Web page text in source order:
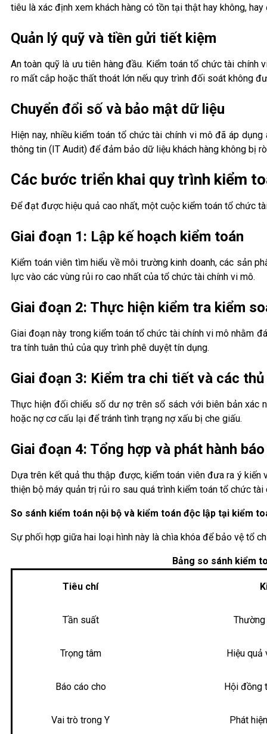
tiêu là xác định xem khách hàng có tồn tại thật hay không,
Quản lý quỹ và tiền gửi tiết kiệm
An toàn quỹ là ưu tiên hàng đầu. Kiểm toán tổ chức tài
ro mất cắp hoặc thất thoát lớn nếu quy trình đối soát không
Chuyển đổi số và bảo mật dữ liệu
Hiện nay, nhiều kiểm toán tổ chức tài chính vi mô đã áp
thông tin (IT Audit) để đảm bảo dữ liệu khách hàng không bị
Các bước triển khai quy trình kiểm
Để đạt được hiệu quả cao nhất, một cuộc kiểm toán tổ chức
Giai đoạn 1: Lập kế hoạch kiểm toán
Kiểm toán viên tìm hiểu về môi trường kinh doanh, các sản
lực vào các vùng rủi ro cao nhất của tổ chức tài chính vi mô.
Giai đoạn 2: Thực hiện kiểm tra kiểm
Giai đoạn này trong kiểm toán tổ chức tài chính vi mô nhằm
tra tính tuân thủ của quy trình phê duyệt tín dụng.
Giai đoạn 3: Kiểm tra chi tiết và các
Thực hiện đối chiếu số dư nợ trên sổ sách với biên bản xác
hoặc nợ cơ cấu lại để tránh tình trạng nợ xấu bị che giấu.
Giai đoạn 4: Tổng hợp và phát hành
Dựa trên kết quả thu thập được, kiểm toán viên đưa ra ý
thiện bộ máy quản trị rủi ro sau quá trình kiểm toán tổ chức tài
So sánh kiểm toán nội bộ và kiểm toán độc lập tại kiểm
Sự phối hợp giữa hai loại hình này là chìa khóa để bảo vệ tổ
Bảng so sánh kiểm
Tiêu chí
Tần suất
Trọng tâm Hiệu quả
Báo cáo cho Hội đồng
Vai trò trong Y Phát